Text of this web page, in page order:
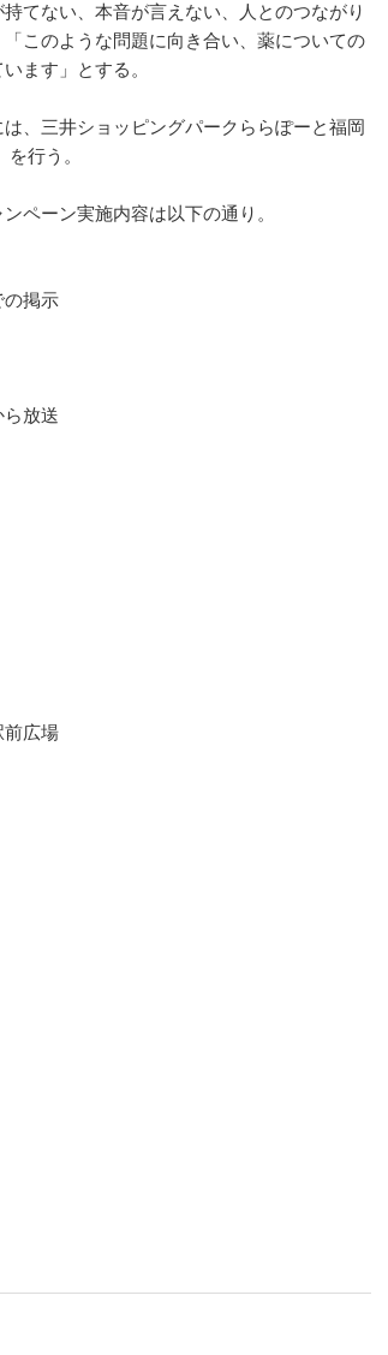
てない、本音が言えない、人とのつながり
このような問題に向き合い、薬についての
ます」とする。
、三井ショッピングパークららぽーと福岡
行う。
ペーン実施内容は以下の通り。
の掲示
ら放送
前広場